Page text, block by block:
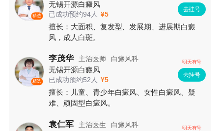
精选
无锡开源白癜风
已成功预约94人 ¥5
去挂号
擅长：大面积、复发型、发展期、进展期白癜
风，成人白斑。
精选
李茂华 主治医师 白癜风科
无锡开源白癜风
已成功预约52人 ¥5
明天有号
去挂号
擅长：儿童、青少年白癜风、女性白癜风、疑
难、顽固型白癜风。
袁仁军 主治医生 白癜风科 明天有号